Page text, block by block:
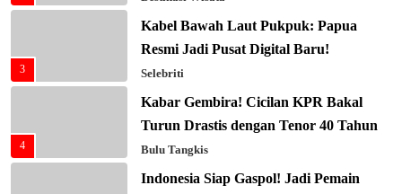
3
Kabel Bawah Laut Pukpuk: Papua
Resmi Jadi Pusat Digital Baru!
Selebriti
4
Kabar Gembira! Cicilan KPR Bakal
Turun Drastis dengan Tenor 40 Tahun
Bulu Tangkis
Indonesia Siap Gaspol! Jadi Pemain